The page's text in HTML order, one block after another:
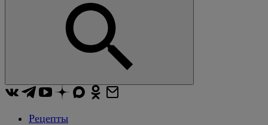
Рецепты